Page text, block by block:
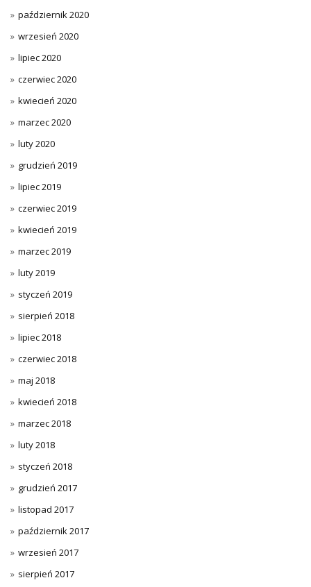
październik 2020
wrzesień 2020
lipiec 2020
czerwiec 2020
kwiecień 2020
marzec 2020
luty 2020
grudzień 2019
lipiec 2019
czerwiec 2019
kwiecień 2019
marzec 2019
luty 2019
styczeń 2019
sierpień 2018
lipiec 2018
czerwiec 2018
maj 2018
kwiecień 2018
marzec 2018
luty 2018
styczeń 2018
grudzień 2017
listopad 2017
październik 2017
wrzesień 2017
sierpień 2017